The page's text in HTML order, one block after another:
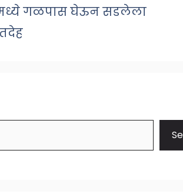
गळपास घेऊन सडलेला